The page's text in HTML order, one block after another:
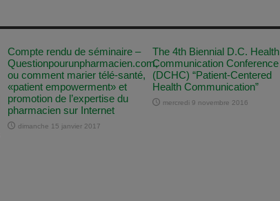
Compte rendu de séminaire –
Questionpourunpharmacien.com,
ou comment marier télé-santé,
«patient empowerment» et
promotion de l’expertise du
pharmacien sur Internet
dimanche 15 janvier 2017
The 4th Biennial D.C. Health
Communication Conference
(DCHC) “Patient-Centered
Health Communication”
mercredi 9 novembre 2016